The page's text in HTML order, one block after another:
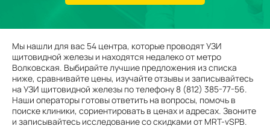
Мы нашли для вас 54 центра, которые проводят УЗИ
щитовидной железы и находятся недалеко от метро
Волковская. Выбирайте лучшие предложения из списка
ниже, сравнивайте цены, изучайте отзывы и записывайтесь
на УЗИ щитовидной железы по телефону 8 (812) 385-77-56.
Наши операторы готовы ответить на вопросы, помочь в
поиске клиники, сориентировать в ценах и адресах. Звоните
и записывайтесь исследование со скидками от MRT-vSPB.